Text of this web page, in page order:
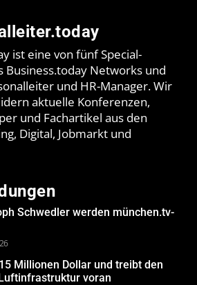
ist eine von fünf Special-
Business.today Networks und
und HR-Manager. Wir
aktuelle Konferenzen,
und Fachartikel aus den
Digital, Jobmarkt und
Schwedler werden münchen.tv-
Millionen Dollar und treibt den
voran